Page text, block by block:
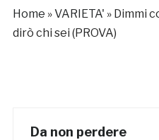
Home »VARIETA' » Dimmi
dirò chi sei (PROVA)
Da non perdere